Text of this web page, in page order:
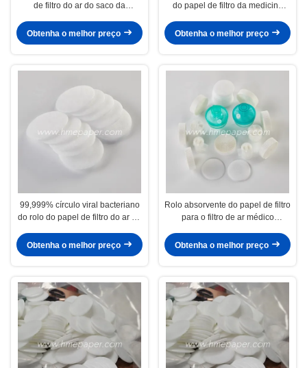
de filtro do ar do saco da
Obtenha o melhor preço
do papel de filtro da medicina
Obtenha o melhor preço
99,999% círculo viral bacteriano
do rolo do papel de filtro do ar do
Obtenha o melhor preço
Rolo absorvente do papel de filtro
para o filtro de ar médico
Obtenha o melhor preço